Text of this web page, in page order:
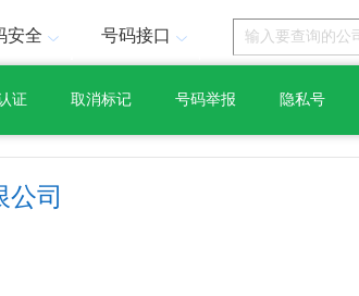
安全 号码接口
证 取消标记 号码举报 隐私号
公司